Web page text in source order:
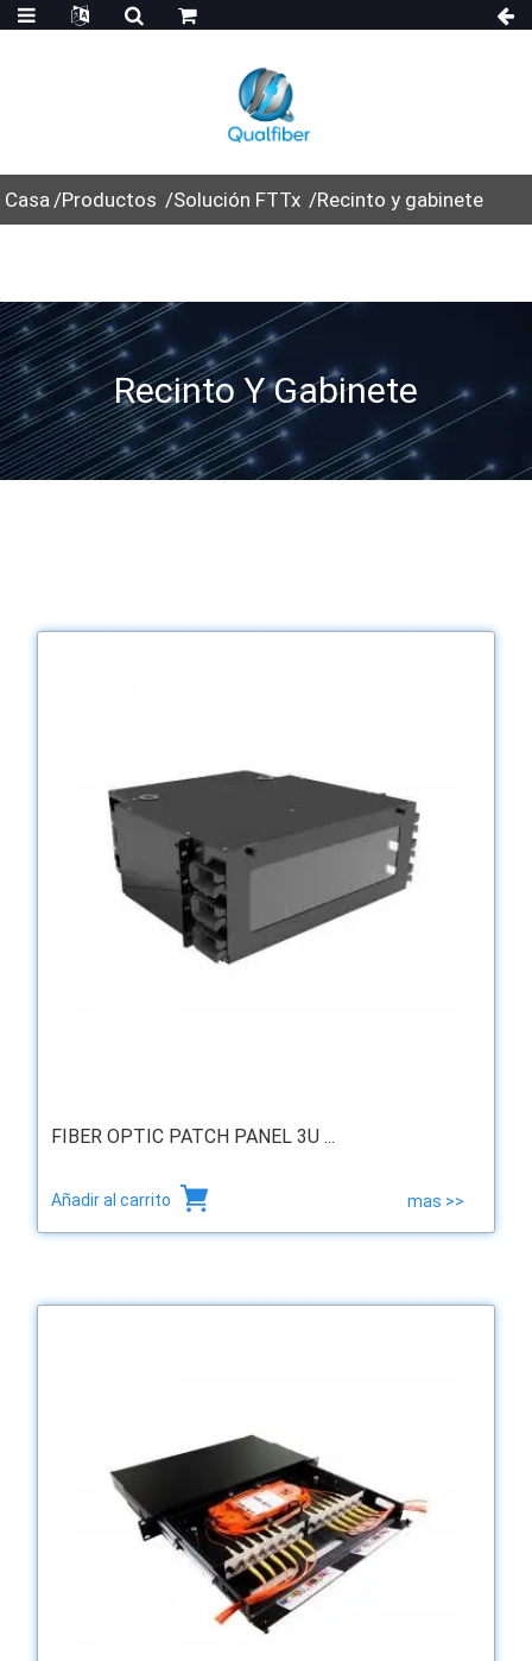
Casa Productos Solución FTTx Recinto y gabinete
Recinto Y Gabinete
FIBER OPTIC PATCH PANEL 3U ...
Añadir al carrito mas >>